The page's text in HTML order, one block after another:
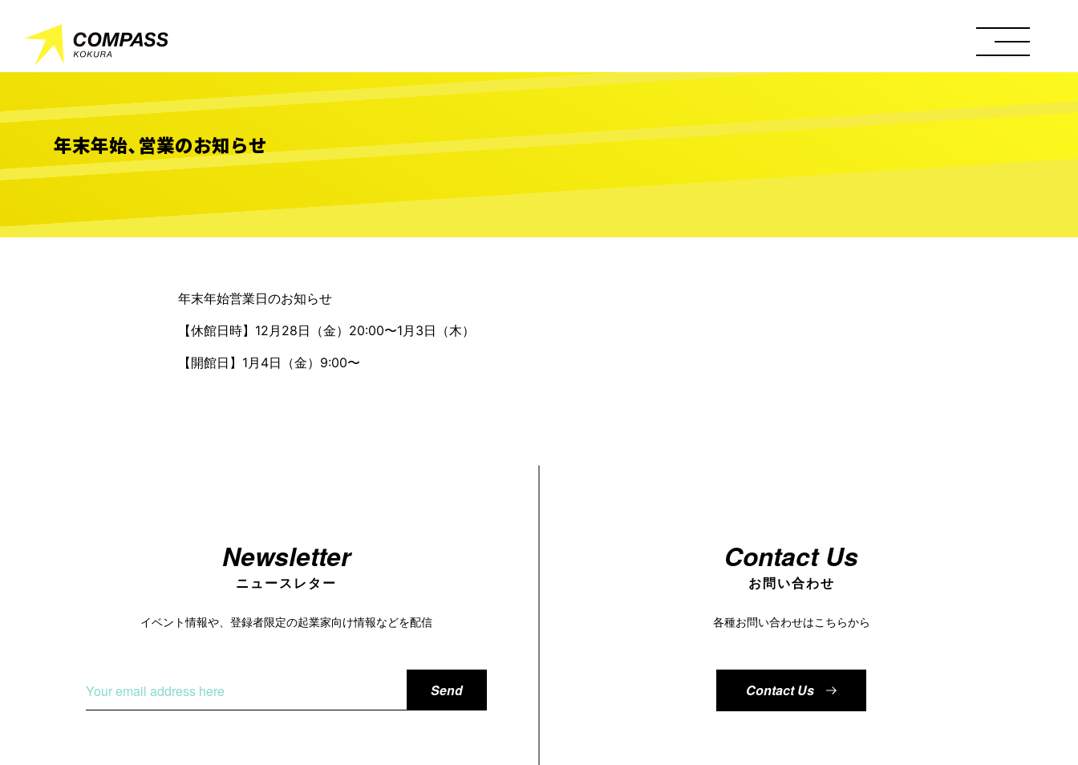
年末年始、営業のお知らせ
年末年始営業日のお知らせ
【休館日時】12月28日（金）20:00〜1月3日（木）
【開館日】1月4日（金）9:00〜
Newsletter
ニュースレター
イベント情報や、登録者限定の起業家向け情報などを配信
Contact Us
お問い合わせ
各種お問い合わせはこちらから
Contact Us